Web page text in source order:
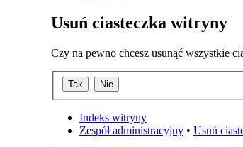
Usuń ciasteczka witryny
Czy na pewno chcesz usunąć wszystkie
Indeks witryny
Zespół administracyjny • Usuń